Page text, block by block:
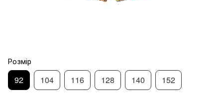
Розмір
92 104 116 128 140 152